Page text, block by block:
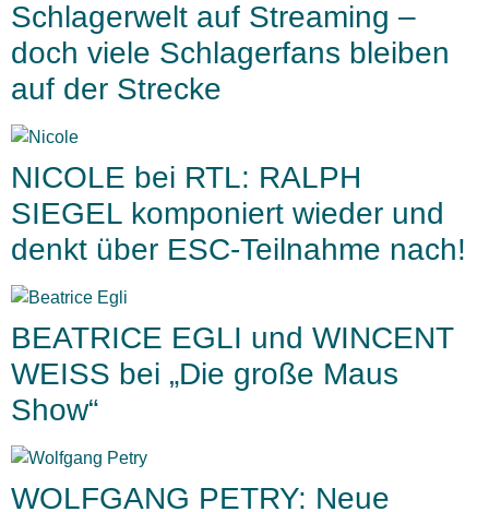
Schlagerwelt auf Streaming –
doch viele Schlagerfans bleiben
auf der Strecke
NICOLE bei RTL: RALPH
SIEGEL komponiert wieder und
denkt über ESC-Teilnahme nach!
BEATRICE EGLI und WINCENT
WEISS bei „Die große Maus
Show“
WOLFGANG PETRY: Neue